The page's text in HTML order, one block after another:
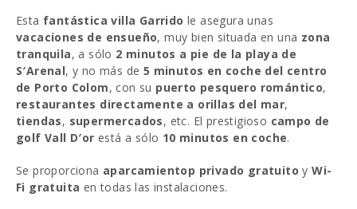
Esta fantástica villa Garrido le asegura unas
vacaciones de ensueño, muy bien situada en una zona
tranquila, a sólo 2 minutos a pie de la playa de
S′Arenal, y no más de 5 minutos en coche del centro
de Porto Colom, con su puerto pesquero romántico,
restaurantes directamente a orillas del mar,
tiendas, supermercados, etc. El prestigioso campo de
golf Vall D′or está a sólo 10 minutos en coche.
Se proporciona aparcamientop privado gratuito yWi-
Fi gratuita en todas las instalaciones.